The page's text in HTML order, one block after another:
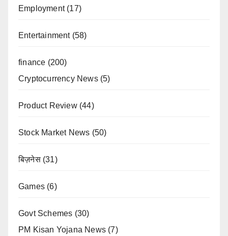
Employment(17)
Entertainment(58)
finance (200)
Cryptocurrency News(5)
Product Review(44)
Stock Market News (50)
बिज़नेस(31)
Games (6)
Govt Schemes (30)
PM Kisan Yojana News (7)